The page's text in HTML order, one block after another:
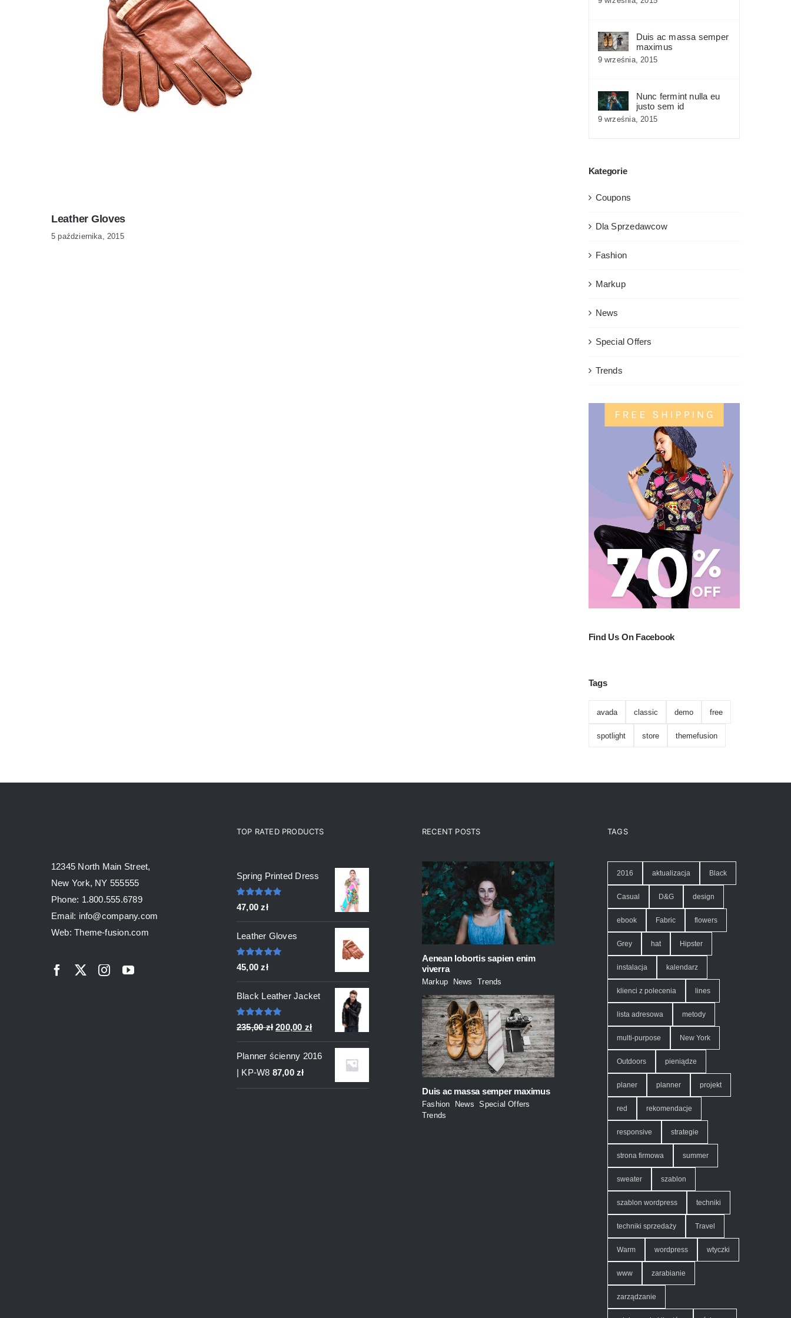
Leather Gloves
5 października, 2015
Duis ac massa semper
maximus
9 września, 2015
Nunc fermint nulla eu
justo sem id
9 września, 2015
Kategorie
Coupons
Dla Sprzedawcow
Fashion
Markup
News
Special Offers
Trends
Find Us On Facebook
Tags
avada classic demo free
spotlight store themefusion
12345 North Main Street,
New York, NY 555555
Phone: 1.800.555.6789
Email: info@company.com
Web: Theme-fusion.com
TOP RATED PRODUCTS
Spring Printed Dress
Oceniono
5.00
47,00zł
Leather Gloves
Oceniono
5.00
45,00zł
Black Leather Jacket
Oceniono
5.00
235,00zł Pierwotna
cena
wynosiła:
235,00 zł.
200,00 złAktualna
cena
wynosi:
Planner ścienny 2016
| KP-W8 87,00zł
RECENT POSTS
Aenean lobortis sapien enim
viverra
Markup News ,Trends
Duis ac massa semper maximus
Fashion News ,Special Offers
Trends
TAGS
2016 aktualizacja Black
Casual D&G design
ebook Fabric flowers
Grey hat Hipster
instalacja kalendarz
klienci z polecenia lines
lista adresowa metody
multi-purpose New York
Outdoors pieniądze
planer planner projekt
red rekomendacje
responsive strategie
strona firmowa summer
sweater szablon
szablon wordpress techniki
techniki sprzedaży Travel
Warm wordpress wtyczki
www zarabianie
zarządzanie